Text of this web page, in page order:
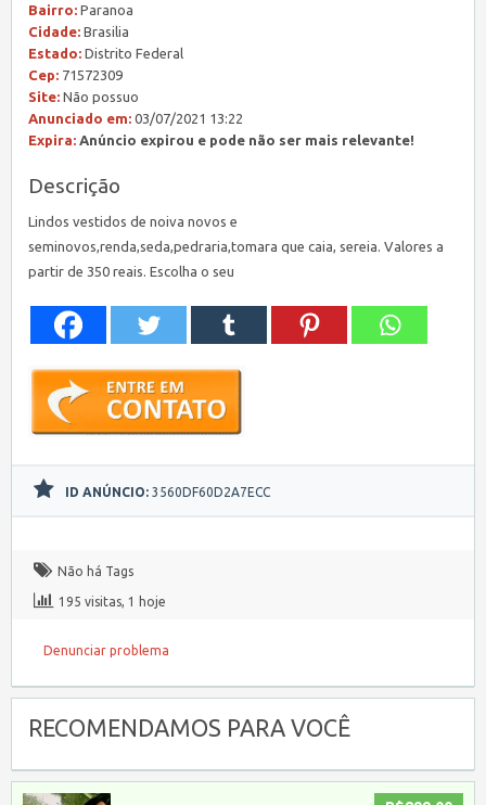
Bairro: Paranoa
Cidade: Brasilia
Estado: Distrito Federal
Cep: 71572309
Site: Não possuo
Anunciado em: 03/07/2021 13:22
Expira: Anúncio expirou e pode não ser mais relevante!
Descrição
Lindos vestidos de noiva novos e
seminovos,renda,seda,pedraria,tomara que caia, sereia. Valores a
partir de 350 reais. Escolha o seu
ID ANÚNCIO: 3560DF60D2A7ECC
Não há Tags
195 visitas, 1 hoje
Denunciar problema
RECOMENDAMOS PARA VOCÊ